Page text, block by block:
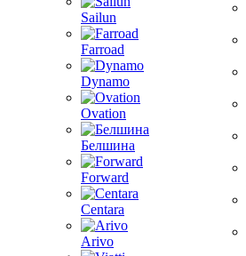
Sailun
Farroad
Dynamo
Ovation
Белшина
Forward
Centara
Arivo